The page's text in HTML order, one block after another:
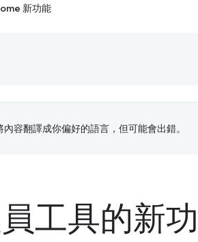
新功能
容翻譯成你偏好的語言，但可能會出錯。
工具的新